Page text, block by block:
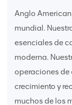
Anglo
mundial.
esenciales de
moderna.
operaciones de
crecimiento y
muchos de los